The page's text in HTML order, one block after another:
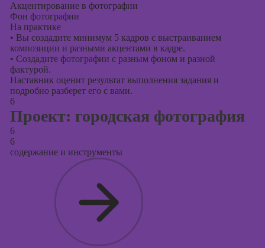
Акцентирование в фотографии
Фон фотографии
На практике
• Вы создадите минимум 5 кадров с выстраиванием
композиции и разными акцентами в кадре.
• Создадите фотографии с разным фоном и разной
фактурой.
Наставник оценит результат выполнения задания и
подробно разберет его с вами.
6
Проект: городская фотография
6
6
содержание и инструменты